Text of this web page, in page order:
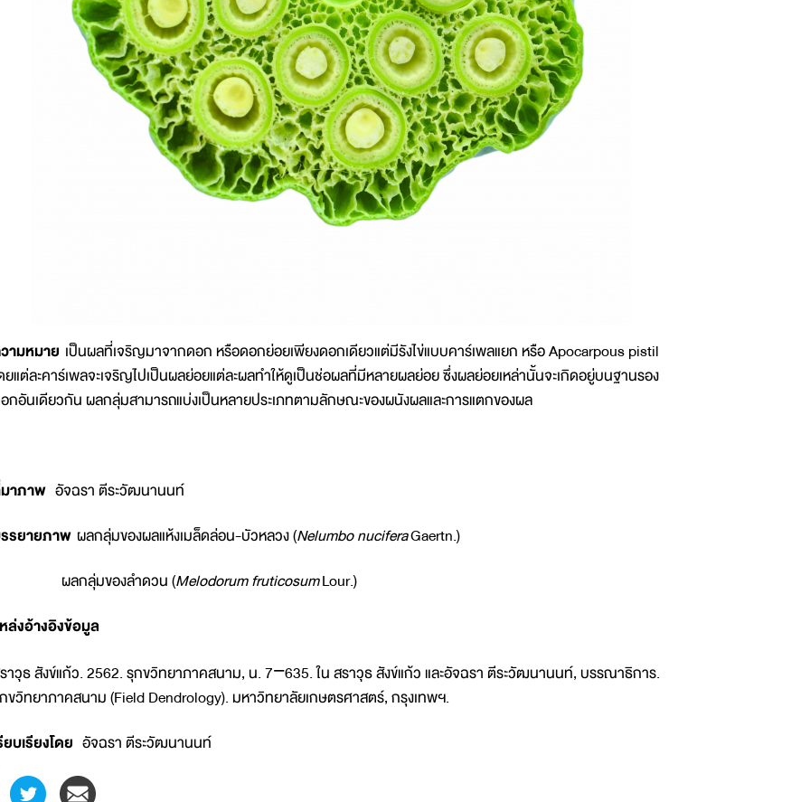
ามหมาย เป็นผลที่เจริญมาจากดอก หรือดอกย่อยเพียงดอกเดียวแต่มีรังไข่แบบคาร์เพลแยก หรือ Apocarpous pistil
ยแต่ละคาร์เพลจะเจริญไปเป็นผลย่อยแต่ละผลทำให้ดูเป็นช่อผลที่มีหลายผลย่อย ซึ่งผลย่อยเหล่านั้นจะเกิดอยู่บนฐานรอง
กอันเดียวกัน ผลกลุ่มสามารถแบ่งเป็นหลายประเภทตามลักษณะของผนังผลและการแตกของผล
าภาพอัจฉรา ตีระวัฒนานนท์
รยายภาพ ผลกลุ่มของผลแห้งเมล็ดล่อน-บัวหลวง (Nelumbo nuciferaGaertn.)
ผลกลุ่มของลำดวน (Melodorum fruticosumLour.)
ล่งอ้างอิงข้อมูล
าวุธ สังข์แก้ว. 2562. รุกขวิทยาภาคสนาม, น. 7−635. ใน สราวุธ สังข์แก้ว และอัจฉรา ตีระวัฒนานนท์, บรรณาธิการ.
ขวิทยาภาคสนาม (Field Dendrology). มหาวิทยาลัยเกษตรศาสตร์, กรุงเทพฯ.
ยบเรียงโดย อัจฉรา ตีระวัฒนานนท์